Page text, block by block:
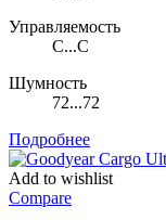
Управляемость
C...C
Шумность
72...72
Подробнее
Add to wishlist
Compare